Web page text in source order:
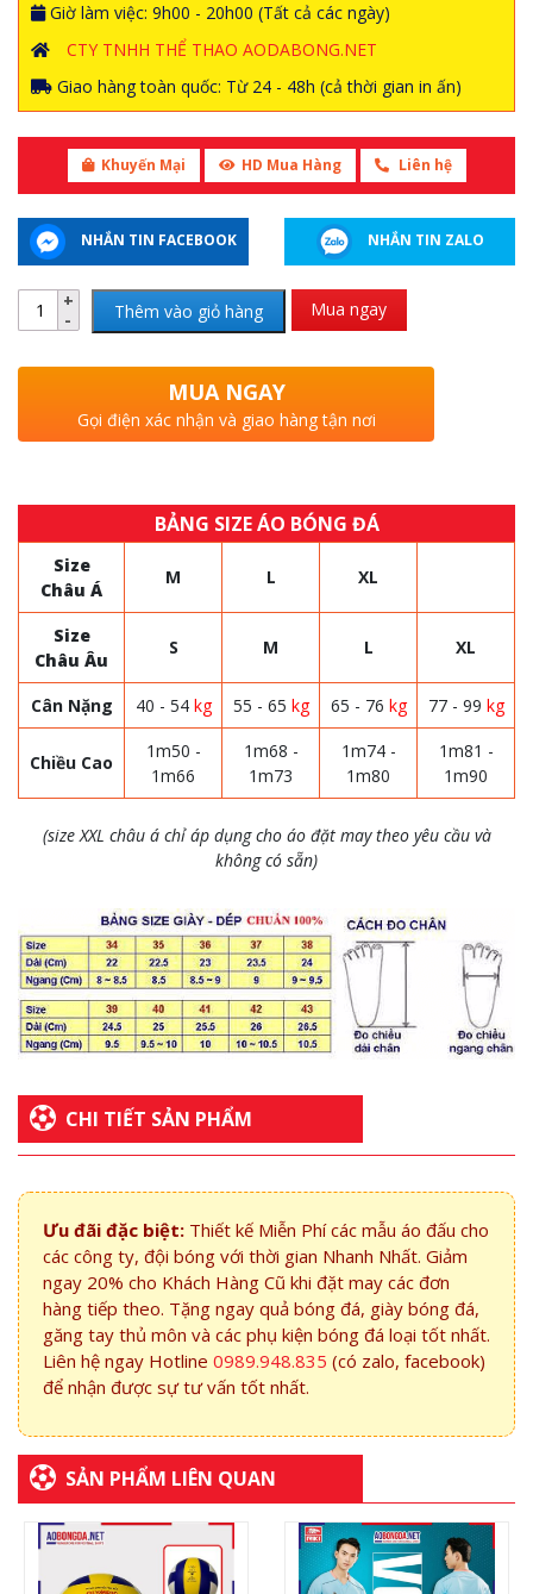
Giờ làm việc: 9h00 - 20h00 (Tất cả các ngày)
CTY TNHH THỂ THAO AODABONG.NET
Giao hàng toàn quốc: Từ 24 - 48h (cả thời gian in ấn)
Khuyến Mại HD Mua Hàng Liên hệ
NHẮN TIN FACEBOOK NHẮN TIN ZALO
Thêm vào giỏ hàng Mua ngay
MUA NGAY
Gọi điện xác nhận và giao hàng tận nơi
BẢNG SIZE ÁO BÓNG ĐÁ
Size
Châu Á
M L XL
Size
Châu Âu
S M L XL
Cân Nặng 40 - 54 kg 55 - 65 kg 65 - 76 kg 77 - 99 kg
Chiều Cao
1m50 -
1m66
1m68 -
1m73
1m74 -
1m80
1m81 -
1m90
(size XXL châu á chỉ áp dụng cho áo đặt may theo yêu cầu và
không có sẵn)
CHI TIẾT SẢN PHẨM
Ưu đãi đặc biệt: Thiết kế Miễn Phí các mẫu áo đấu cho
các công ty, đội bóng với thời gian Nhanh Nhất. Giảm
ngay 20% cho Khách Hàng Cũ khi đặt may các đơn
hàng tiếp theo. Tặng ngay quả bóng đá, giày bóng đá,
găng tay thủ môn và các phụ kiện bóng đá loại tốt nhất.
Liên hệ ngay Hotline 0989.948.835 (có zalo, facebook)
để nhận được sự tư vấn tốt nhất.
SẢN PHẨM LIÊN QUAN